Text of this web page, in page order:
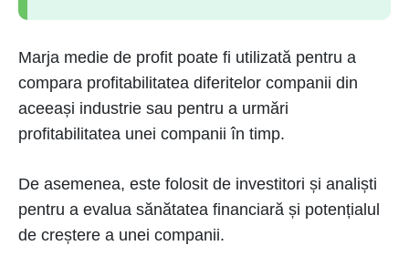
Marja medie de profit poate fi utilizată pentru a
compara profitabilitatea diferitelor companii din
aceeași industrie sau pentru a urmări
profitabilitatea unei companii în timp.
De asemenea, este folosit de investitori și analiști
pentru a evalua sănătatea financiară și potențialul
de creștere a unei companii.